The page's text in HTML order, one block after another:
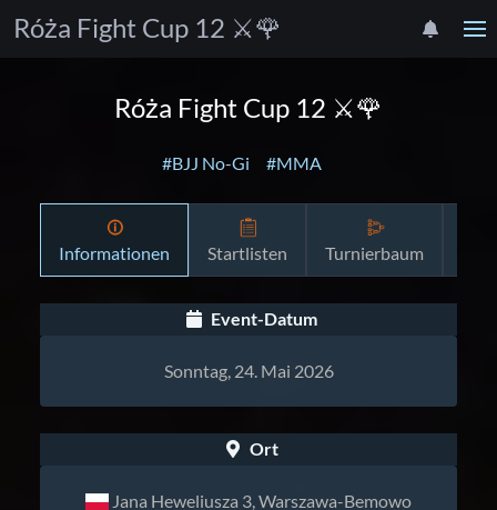
Róża Fight Cup 12 ⚔️🌹
Róża Fight Cup 12 ⚔️🌹
#BJJ No-Gi #MMA
Informationen Startlisten Turnierbaum
Event-Datum
Sonntag, 24. Mai 2026
Ort
Jana Heweliusza 3, Warszawa-Bemowo